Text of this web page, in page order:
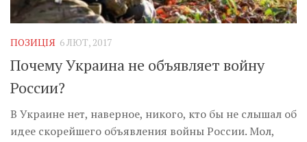
ПОЗИЦІЯ 6 ЛЮТ, 2017
Почему Украина не объявляет войну
России?
В Украине нет, наверное, никого, кто бы не слышал об
идее скорейшего объявления войны России. Мол,